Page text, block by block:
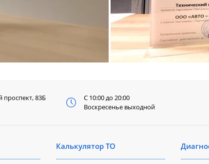
проспект, 83Б
С 10:00 до 20:00
Воскресенье выходной
Калькулятор ТО